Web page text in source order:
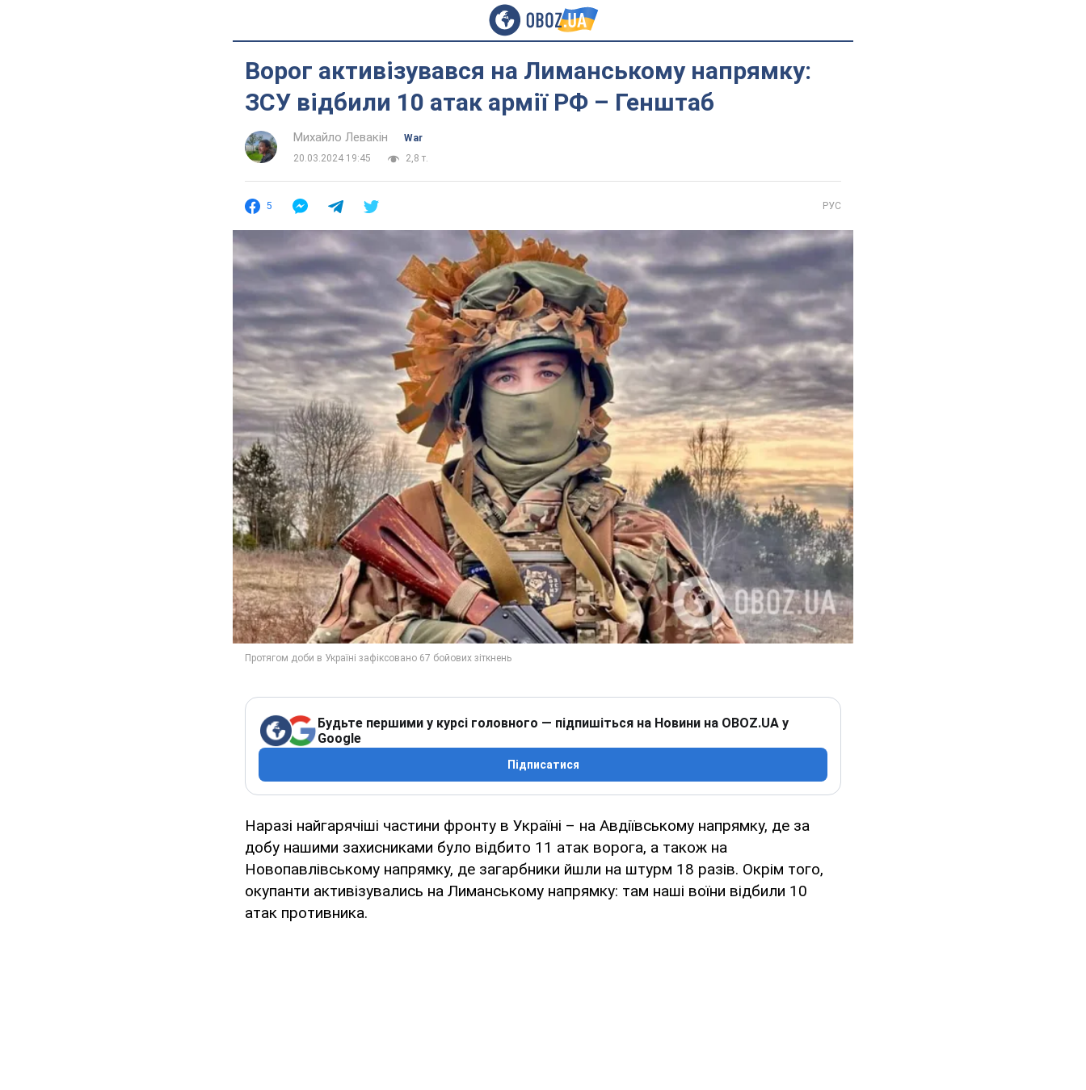
Ворог активізувався на Лиманському напрямку:
ЗСУ відбили 10 атак армії РФ – Генштаб
Михайло Левакін
War
20.03.2024 19:45
2,8 т.
5 РУС
Будьте першими у курсі головного — підпишіться на Новини на OBOZ.UA у
Google
Підписатися
Наразі найгарячіші частини фронту в Україні – на Авдіївському напрямку, де за
добу нашими захисниками було відбито 11 атак ворога, а також на
Новопавлівському напрямку, де загарбники йшли на штурм 18 разів. Окрім того,
окупанти активізувались на Лиманському напрямку: там наші воїни відбили 10
атак противника.